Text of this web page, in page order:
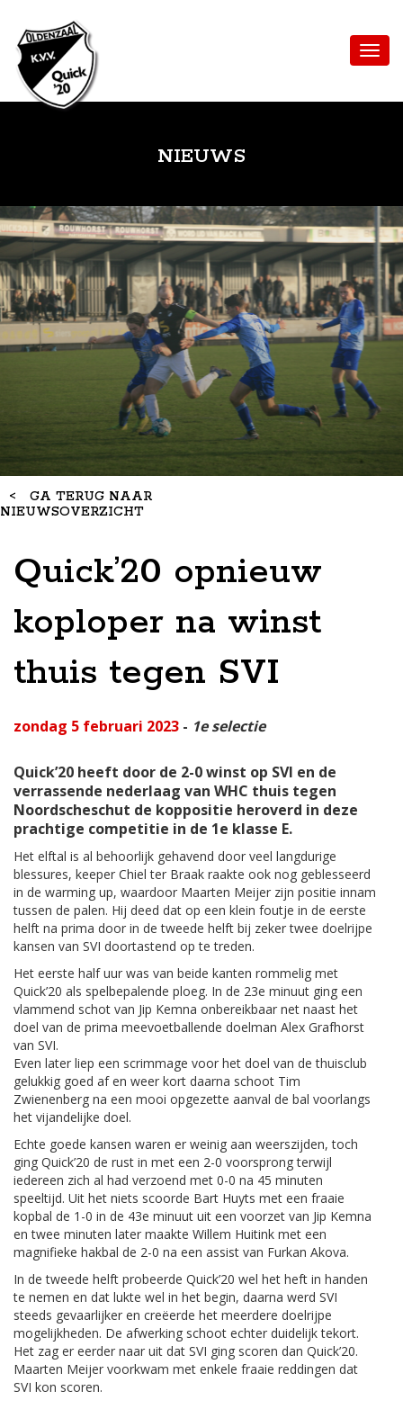
NIEUWS
< GA TERUG NAAR
NIEUWSOVERZICHT
Quick’20 opnieuw
koploper na winst
thuis tegen SVI
zondag 5 februari 2023 - 1e selectie
Quick’20 heeft door de 2-0 winst op SVI en de
verrassende nederlaag van WHC thuis tegen
Noordscheschut de koppositie heroverd in deze
prachtige competitie in de 1e klasse E.
Het elftal is al behoorlijk gehavend door veel langdurige
blessures, keeper Chiel ter Braak raakte ook nog geblesseerd
in de warming up, waardoor Maarten Meijer zijn positie innam
tussen de palen. Hij deed dat op een klein foutje in de eerste
helft na prima door in de tweede helft bij zeker twee doelrijpe
kansen van SVI doortastend op te treden.
Het eerste half uur was van beide kanten rommelig met
Quick’20 als spelbepalende ploeg. In de 23e minuut ging een
vlammend schot van Jip Kemna onbereikbaar net naast het
doel van de prima meevoetballende doelman Alex Grafhorst
van SVI.
Even later liep een scrimmage voor het doel van de thuisclub
gelukkig goed af en weer kort daarna schoot Tim
Zwienenberg na een mooi opgezette aanval de bal voorlangs
het vijandelijke doel.
Echte goede kansen waren er weinig aan weerszijden, toch
ging Quick’20 de rust in met een 2-0 voorsprong terwijl
iedereen zich al had verzoend met 0-0 na 45 minuten
speeltijd. Uit het niets scoorde Bart Huyts met een fraaie
kopbal de 1-0 in de 43e minuut uit een voorzet van Jip Kemna
en twee minuten later maakte Willem Huitink met een
magnifieke hakbal de 2-0 na een assist van Furkan Akova.
In de tweede helft probeerde Quick’20 wel het heft in handen
te nemen en dat lukte wel in het begin, daarna werd SVI
steeds gevaarlijker en creëerde het meerdere doelrijpe
mogelijkheden. De afwerking schoot echter duidelijk tekort.
Het zag er eerder naar uit dat SVI ging scoren dan Quick’20.
Maarten Meijer voorkwam met enkele fraaie reddingen dat
SVI kon scoren.